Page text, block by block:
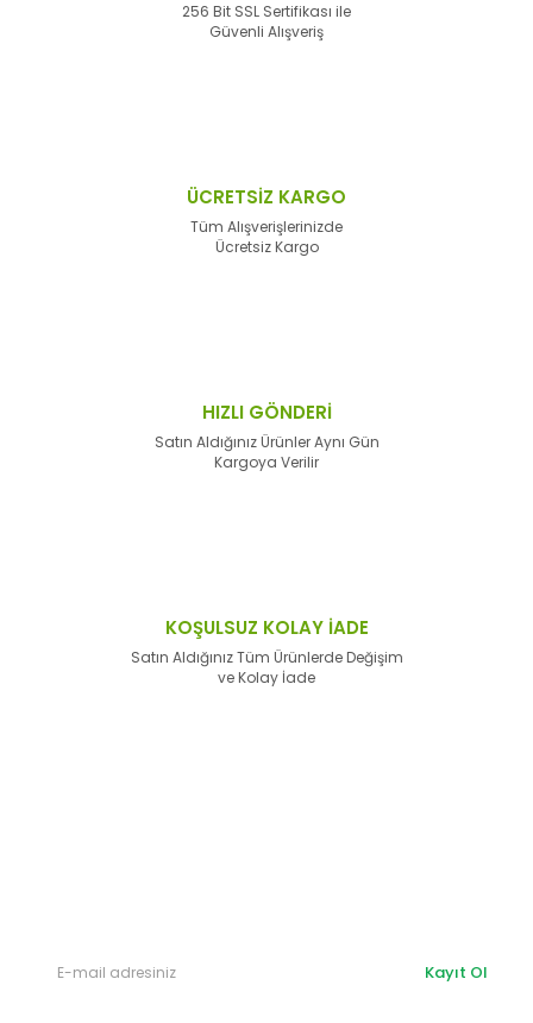
256 Bit SSL Sertifikası ile
Güvenli Alışveriş
ÜCRETSİZ KARGO
Tüm Alışverişlerinizde
Ücretsiz Kargo
HIZLI GÖNDERİ
Satın Aldığınız Ürünler Aynı Gün
Kargoya Verilir
KOŞULSUZ KOLAY İADE
Satın Aldığınız Tüm Ürünlerde Değişim
ve Kolay İade
Kayıt Ol